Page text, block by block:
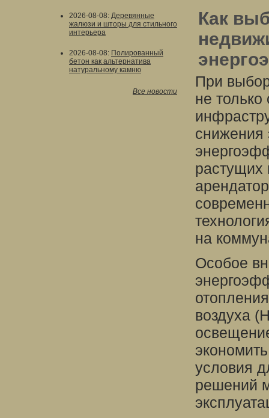
2026-08-08: Деревянные
жалюзи и шторы для стильного
интерьера
2026-08-08: Полированный
бетон как альтернатива
натуральному камню
Все новости
Как
При
не
снижения
растущих
на
Особое
воздуха
условия
решений